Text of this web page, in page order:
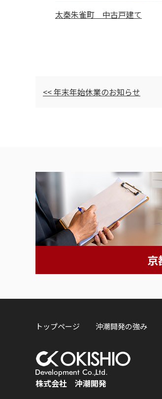
太秦朱雀町 中古戸建て
<< 年末年始休業のお知らせ
京
トップページ 沖潮開発の強み
株式会社 沖潮開発